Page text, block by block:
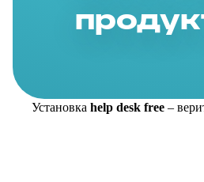
Установка help desk free –